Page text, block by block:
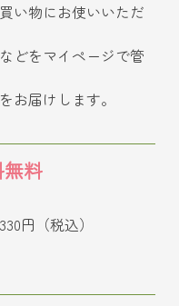
い物にお使いいただ
どをマイページで管
お届けします。
無料
円（税込）